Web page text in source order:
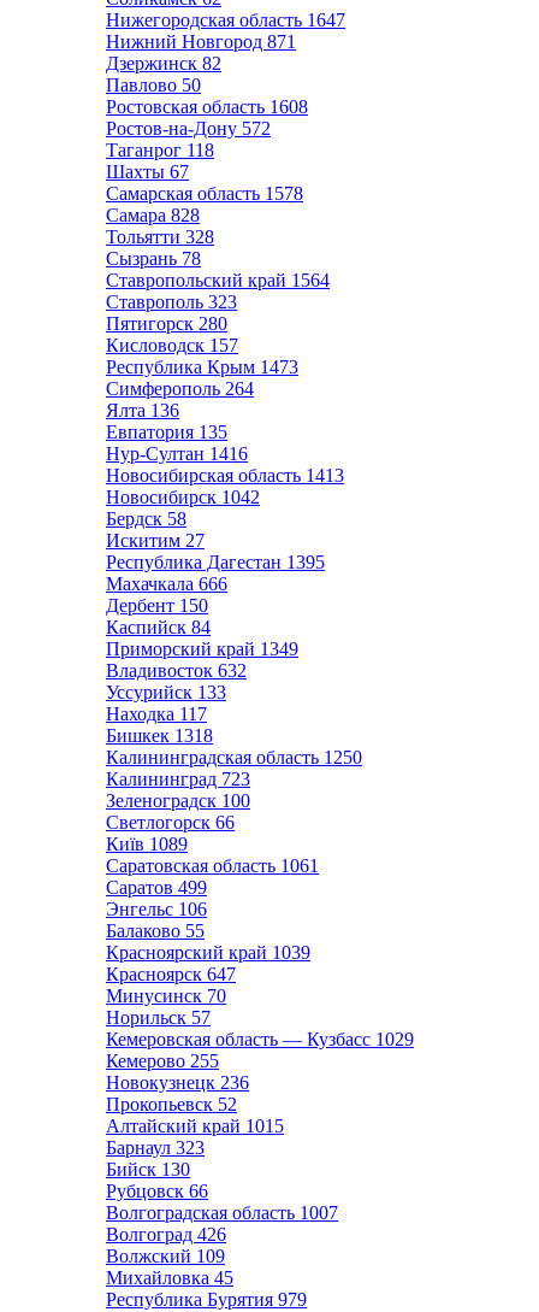
Нижегородская область 1647
Нижний Новгород 871
Дзержинск 82
Павлово 50
Ростовская область 1608
Ростов-на-Дону 572
Таганрог 118
Шахты 67
Самарская область 1578
Самара 828
Тольятти 328
Сызрань 78
Ставропольский край 1564
Ставрополь 323
Пятигорск 280
Кисловодск 157
Республика Крым 1473
Симферополь 264
Ялта 136
Евпатория 135
Нур-Султан 1416
Новосибирская область 1413
Новосибирск 1042
Бердск 58
Искитим 27
Республика Дагестан 1395
Махачкала 666
Дербент 150
Каспийск 84
Приморский край 1349
Владивосток 632
Уссурийск 133
Находка 117
Бишкек 1318
Калининградская область 1250
Калининград 723
Зеленоградск 100
Светлогорск 66
Київ 1089
Саратовская область 1061
Саратов 499
Энгельс 106
Балаково 55
Красноярский край 1039
Красноярск 647
Минусинск 70
Норильск 57
Кемеровская область — Кузбасс 1029
Кемерово 255
Новокузнецк 236
Прокопьевск 52
Алтайский край 1015
Барнаул 323
Бийск 130
Рубцовск 66
Волгоградская область 1007
Волгоград 426
Волжский 109
Михайловка 45
Республика Бурятия 979